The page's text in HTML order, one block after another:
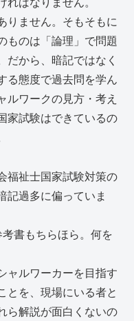
りません。そもそもに
ものは「論理」で問題
だから、暗記ではなく
る態度で過去問を学ん
ルワークの見方・考え
家試験はできているの
福祉士国家試験対策の
記過多に偏っていま
書もちらほら。何を
ャルワーカーを目指す
とを、現場にいる者と
ら解説が面白くないの